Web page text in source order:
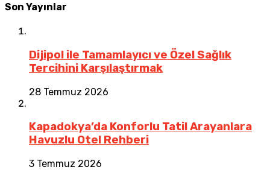
Son Yayınlar
Dijipol ile Tamamlayıcı ve Özel Sağlık
Tercihini Karşılaştırmak
28 Temmuz 2026
Kapadokya’da Konforlu Tatil Arayanlara
Havuzlu Otel Rehberi
3 Temmuz 2026